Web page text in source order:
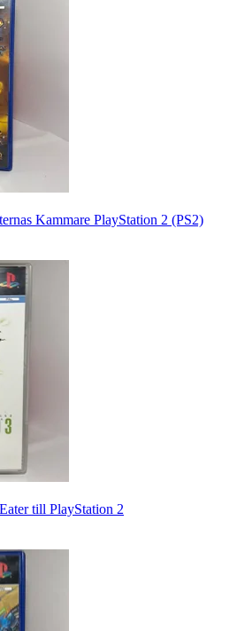
Kammare PlayStation 2 (PS2)
till PlayStation 2